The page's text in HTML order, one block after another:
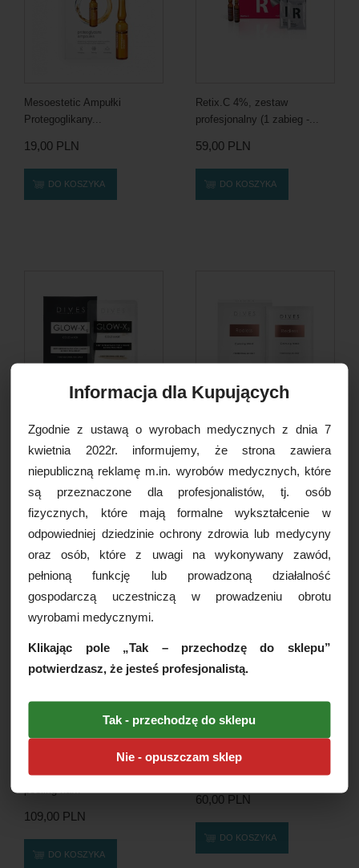
Mesoestetic Ampułki
Protegoglikany...
19,00 PLN
DO KOSZYKA
Retix.C 4%, zestaw
profesjonalny (1 zabieg -...
59,00 PLN
DO KOSZYKA
Dives GLOW-X9-COLD
MASK, 35ml
25,00 PLN
DO KOSZYKA
Dives Med Redless Mask
wyciszająca maska w...
15,00 PLN
DO KOSZYKA
BIOREVITALIZING PEEL,
peeling na...
109,00 PLN
DO KOSZYKA
Apis AZELAIC ACID, Kwas
Azelainowy 30% 30ml, 1szt.
60,00 PLN
DO KOSZYKA
Informacja dla Kupujących
Zgodnie z ustawą o wyrobach medycznych z dnia 7
kwietnia 2022r. informujemy, że strona zawiera
niepubliczną reklamę m.in. wyrobów medycznych, które
są przeznaczone dla profesjonalistów, tj. osób
fizycznych, które mają formalne wykształcenie w
odpowiedniej dziedzinie ochrony zdrowia lub medycyny
oraz osób, które z uwagi na wykonywany zawód,
pełnioną funkcję lub prowadzoną działalność
gospodarczą uczestniczą w prowadzeniu obrotu
wyrobami medycznymi.
Klikając pole „Tak – przechodzę do sklepu”
potwierdzasz, że jesteś profesjonalistą.
Tak - przechodzę do sklepu
Nie - opuszczam sklep